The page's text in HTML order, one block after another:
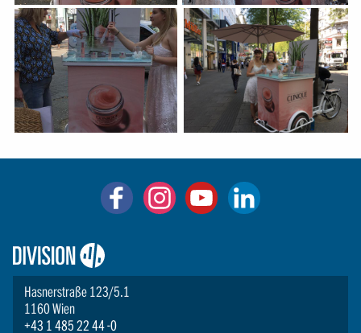
Logo:
Division4
Hasnerstraße 123/5.1
1160 Wien
+43 1 485 22 44 -0